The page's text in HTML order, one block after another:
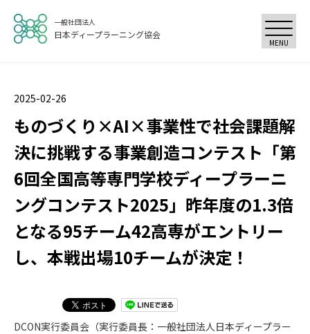
一般社団法人
日本ディープラーニング協会
MENU
2025-02-26
ものづくり×AI×事業性で社会課題解
決に挑戦する事業創造コンテスト「第
6回全国高等専門学校ディープラーニ
ングコンテスト2025」昨年度の1.3倍
となる95チーム42高専がエントリー
し、本戦出場10チームが決定！
DCON実行委員会（実行委員長：一般社団法人日本ディープラー